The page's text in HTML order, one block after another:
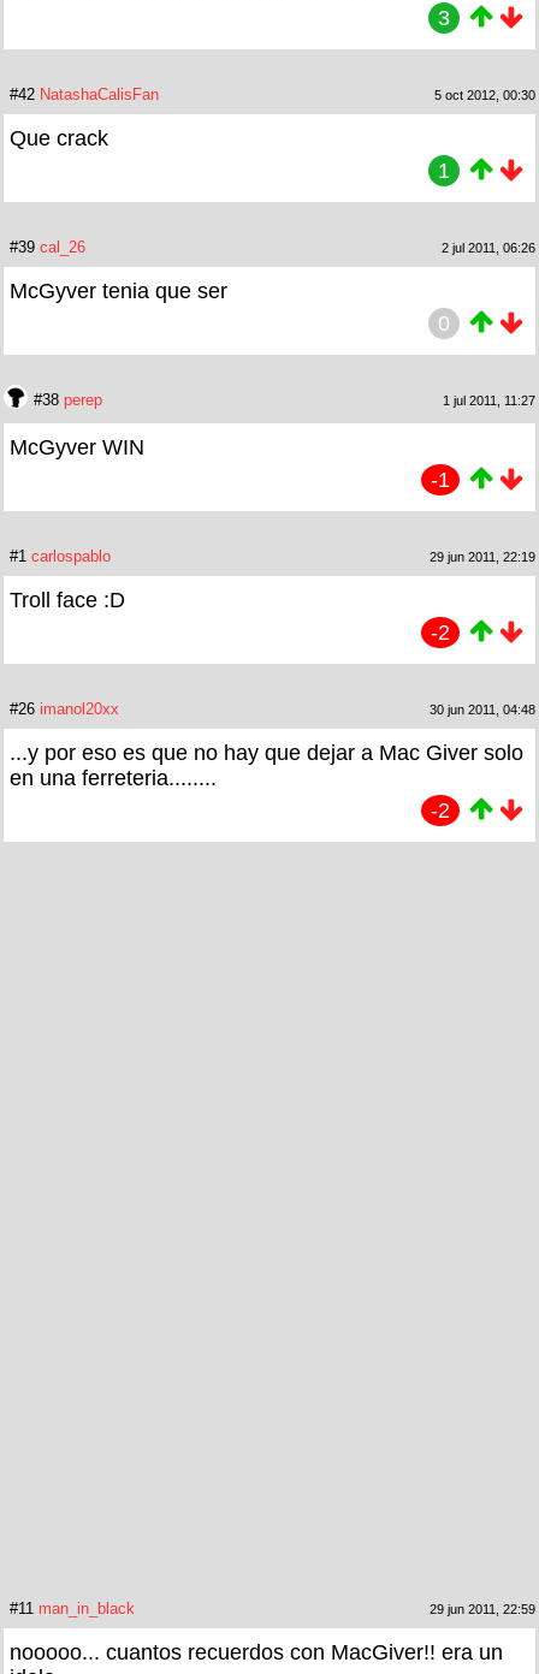
3
#42 NatashaCalisFan 5 oct 2012, 00:30
Que crack
1
#39 cal_26 2 jul 2011, 06:26
McGyver tenia que ser
0
#38 perep 1 jul 2011, 11:27
McGyver WIN
-1
#1 carlospablo 29 jun 2011, 22:19
Troll face :D
-2
#26 imanol20xx 30 jun 2011, 04:48
...y por eso es que no hay que dejar a Mac Giver solo
en una ferreteria........
-2
#11 man_in_black 29 jun 2011, 22:59
nooooo... cuantos recuerdos con MacGiver!! era un